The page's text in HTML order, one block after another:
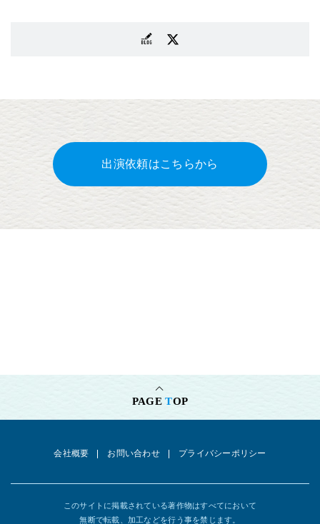
出演依頼はこちらから
PAGETOP
会社概要 お問い合わせ プライバシーポリシー
このサイトに掲載されている著作物はすべてにおいて
無断で転載、加工などを行う事を禁じます。